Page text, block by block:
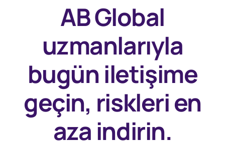
AB Global
uzmanlarıyla
bugüniletişime
geçin, riskleri en
aza indirin.